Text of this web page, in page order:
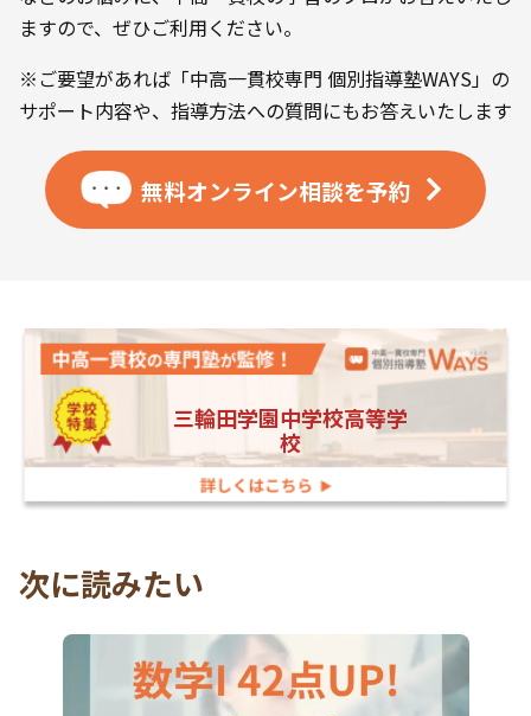
ますので、ぜひご利用ください。
※ご要望があれば「中高一貫校専門 個別指導塾WAYS」の
サポート内容や、指導方法への質問にもお答えいたします
無料オンライン相談を予約
三輪田学園中学校高等学
校
次に読みたい